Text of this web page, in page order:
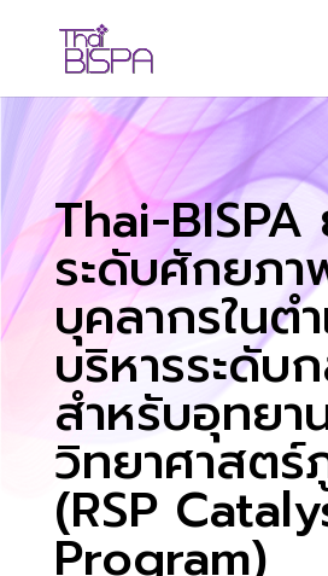
Thai-
ระดับศักยภ
บุคลากรในต
บริหารระดับ
สำหรับอุทยา
วิทยาศาสตร์
(RSP
Program)